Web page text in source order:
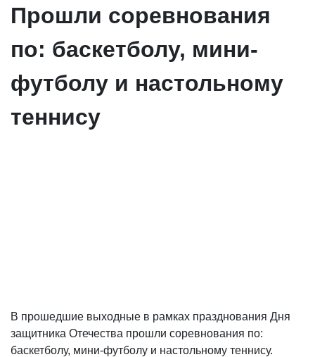
Прошли соревнования
по: баскетболу, мини-
футболу и настольному
теннису
В прошедшие выходные в рамках празднования Дня
защитника Отечества прошли соревнования по:
баскетболу, мини-футболу и настольному теннису.